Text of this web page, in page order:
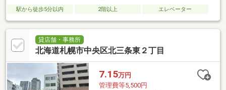
駅から徒歩5分以内 2階以上 エレベーター
貸店舗・事務所
北海道札幌市中央区北三条東２丁目
7.15万円
管理費等5,500円